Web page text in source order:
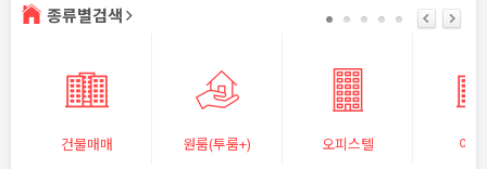
종류별검색
건물매매 원룸(투룸+) 오피스텔 아